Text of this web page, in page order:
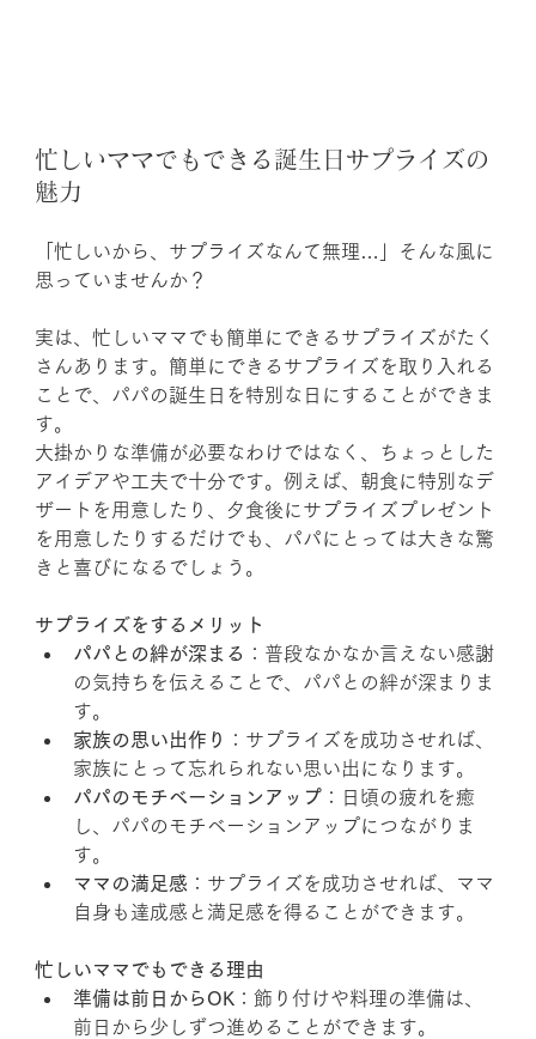
忙しいママでもできる誕生日サプライズの
魅力
「忙しいから、サプライズなんて無理…」そんな風に
思っていませんか？
実は、忙しいママでも簡単にできるサプライズがたく
さんあります。簡単にできるサプライズを取り入れる
ことで、パパの誕生日を特別な日にすることができま
す。
大掛かりな準備が必要なわけではなく、ちょっとした
アイデアや工夫で十分です。例えば、朝食に特別なデ
ザートを用意したり、夕食後にサプライズプレゼント
を用意したりするだけでも、パパにとっては大きな驚
きと喜びになるでしょう。
サプライズをするメリット
パパとの絆が深まる ：普段なかなか言えない感謝
の気持ちを伝えることで、パパとの絆が深まりま
す。
家族の思い出作り
：サプライズを成功させれば、
家族にとって忘れられない思い出になります。
パパのモチベーションアップ ：日頃の疲れを癒
し、パパのモチベーションアップにつながりま
す。
ママの満足感 ：サプライズを成功させれば、ママ
自身も達成感と満足感を得ることができます。
忙しいママでもできる理由
準備は前日からOK ：飾り付けや料理の準備は、
前日から少しずつ進めることができます。